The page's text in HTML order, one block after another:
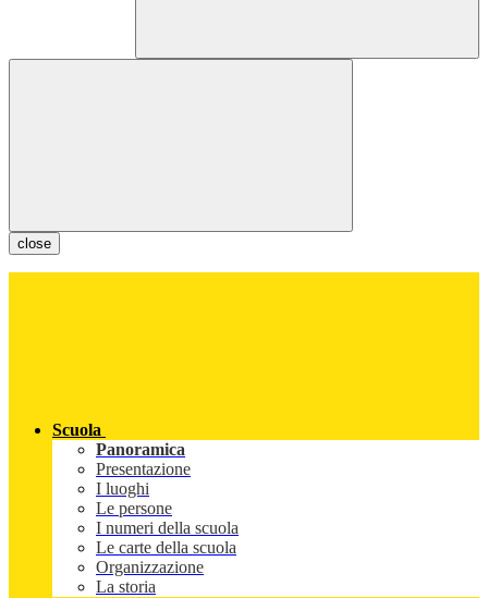
close
Scuola
Panoramica
Presentazione
I luoghi
Le persone
I numeri della scuola
Le carte della scuola
Organizzazione
La storia